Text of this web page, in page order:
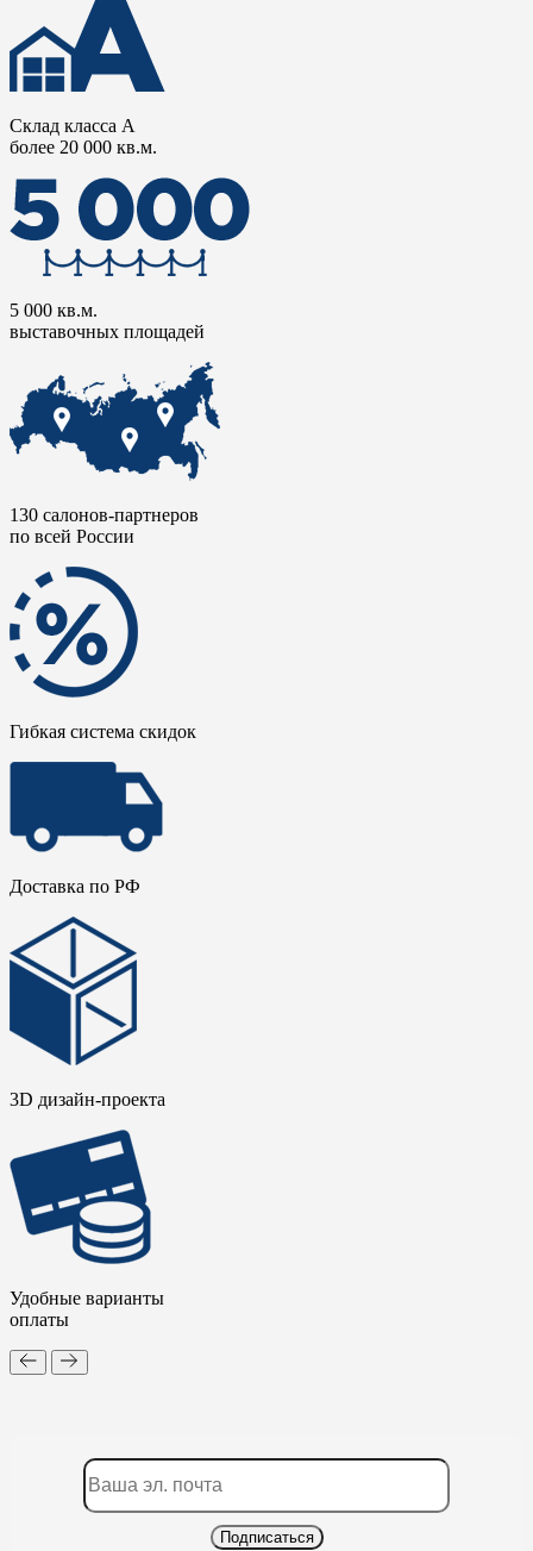
Склад класса А
более 20 000 кв.м.
5 000 кв.м.
выставочных площадей
130 салонов-партнеров
по всей России
Гибкая система скидок
Доставка по РФ
3D дизайн-проекта
Удобные варианты
оплаты
Подписаться